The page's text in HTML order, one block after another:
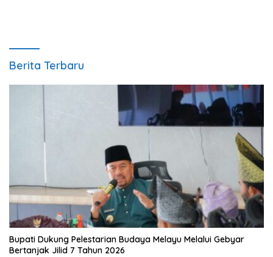
Berita Terbaru
Bupati Dukung Pelestarian Budaya Melayu Melalui Gebyar
Bertanjak Jilid 7 Tahun 2026